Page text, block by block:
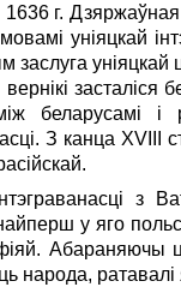
1636 г.
уніяцкай
заслуга
вернікі
беларусамі
З канца XVIII
з
у яго
Абараняючы
народа, ратавалі